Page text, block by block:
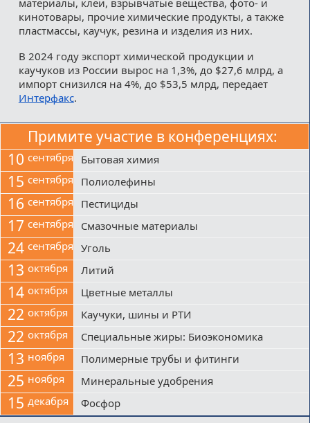
кинотовары, прочие химические продукты, а также
пластмассы, каучук, резина и изделия из них.
В 2024 году экспорт химической продукции и
каучуков из России вырос на 1,3%, до $27,6 млрд, а
импорт снизился на 4%, до $53,5 млрд, передает
Интерфакс.
Примите участие в конференциях:
10 сентября Бытовая химия
15 сентября Полиолефины
16 сентября Пестициды
17 сентября Смазочные материалы
24 сентября Уголь
13 октября Литий
14 октября Цветные металлы
22 октября Каучуки, шины и РТИ
22 октября Специальные жиры: Биоэкономика
13 ноября Полимерные трубы и фитинги
25 ноября Минеральные удобрения
15 декабря Фосфор